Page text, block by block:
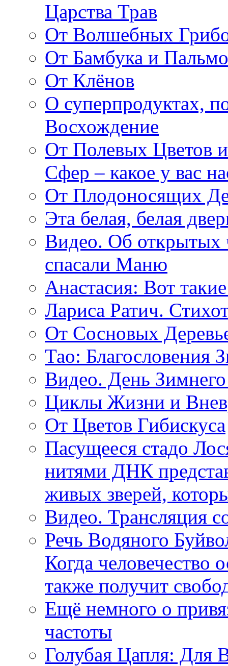
Царства Трав
От Волшебных
От Бамбука и
От Клёнов
О суперпродуктах,
Восхождение
От Полевых Цветов
Сфер – какое у вас
От Плодоносящих
Эта белая, белая
Видео. Об открытых
спасали Маню
Анастасия: Вот
Лариса Ратич.
От Сосновых
Тао: Благословения
Видео. День
Циклы Жизни и
От Цветов Гибискуса
Пасущееся стадо
нитями ДНК
живых зверей,
Видео. Трансляция
Речь Водяного
Когда человечество
также получит
Ещё немного о
частоты
Голубая Цапля: Для